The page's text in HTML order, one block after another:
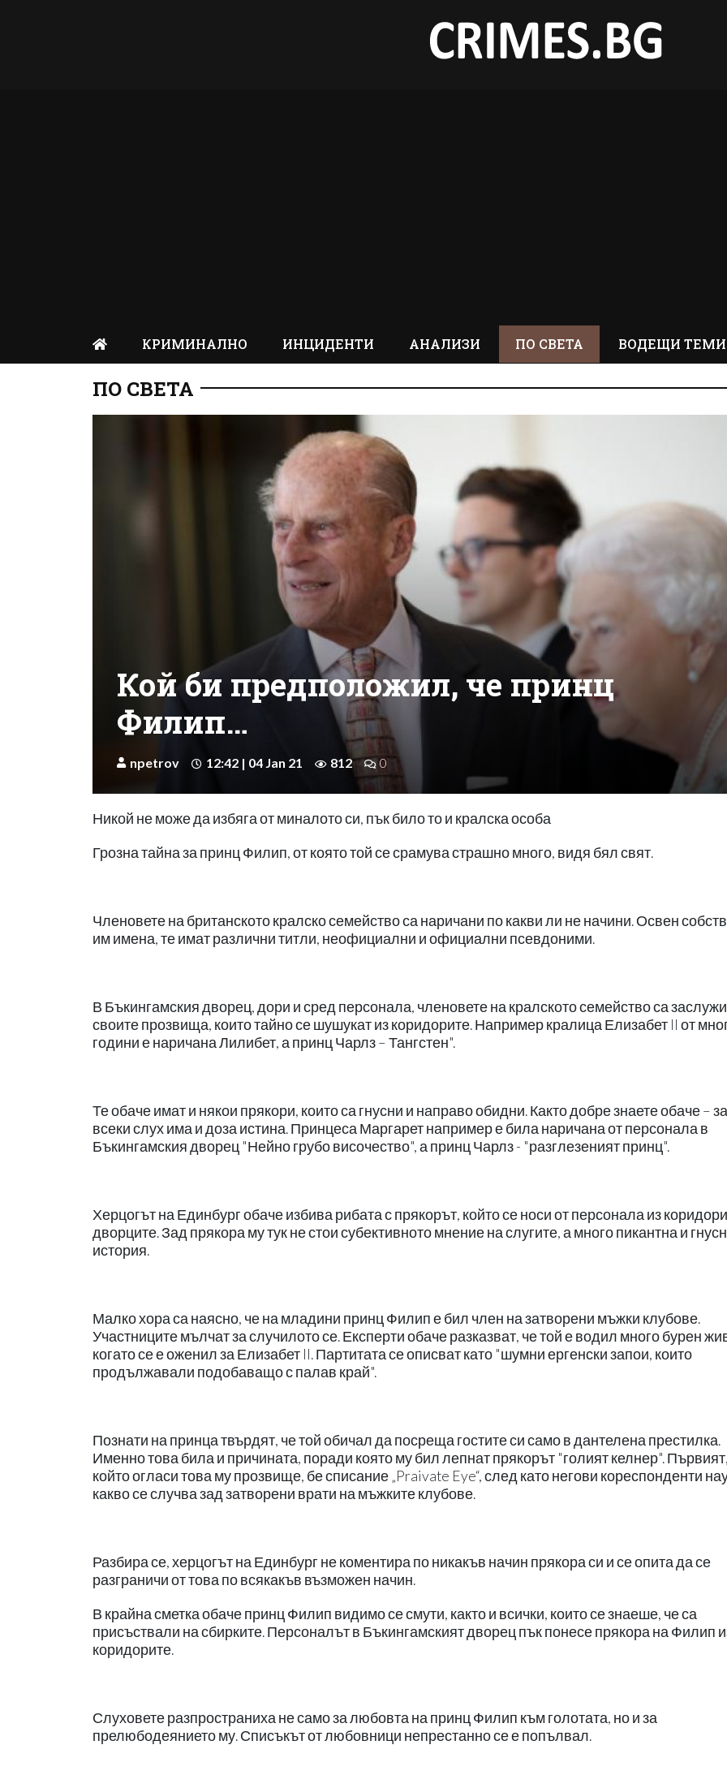
КРИМИНАЛНО ИНЦИДЕНТИ АНАЛИЗИ ПО СВЕТА ВОДЕЩИ ТЕМИ
ПО СВЕТА
Кой би предположил, че принц
Филип…
npetrov 12:42 | 04 Jan 21 812 0
Никой не може да избяга от миналото си, пък било то и кралска особа
Грозна тайна за принц Филип, от която той се срамува страшно много, видя бял свят.
Членовете на британското кралско семейство са наричани по какви ли не начини. Освен
им имена, те имат различни титли, неофициални и официални псевдоними.
В Бъкингамския дворец, дори и сред персонала, членовете на кралското семейство са
своите прозвища, които тайно се шушукат из коридорите. Например кралица Елизабет II от
години е наричана Лилибет, а принц Чарлз – Тангстен".
Те обаче имат и някои прякори, които са гнусни и направо обидни. Както добре знаете обаче –
всеки слух има и доза истина. Принцеса Маргарет например е била наричана от персонала в
Бъкингамския дворец "Нейно грубо височество", а принц Чарлз - "разглезеният принц".
Херцогът на Единбург обаче избива рибата с прякорът, който се носи от персонала из
дворците. Зад прякора му тук не стои субективното мнение на слугите, а много пикантна и
история.
Малко хора са наясно, че на младини принц Филип е бил член на затворени мъжки клубове.
Участниците мълчат за случилото се. Експерти обаче разказват, че той е водил много бурен
когато се е оженил за Елизабет II. Партитата се описват като "шумни ергенски запои, които
продължавали подобаващо с палав край".
Познати на принца твърдят, че той обичал да посреща гостите си само в дантелена престилка.
Именно това била и причината, поради която му бил лепнат прякорът "голият келнер". Първият,
който огласи това му прозвище, бе списание „Praivate Eye“, след като негови кореспонденти
какво се случва зад затворени врати на мъжките клубове.
Разбира се, херцогът на Единбург не коментира по никакъв начин прякора си и се опита да се
разграничи от това по всякакъв възможен начин.
В крайна сметка обаче принц Филип видимо се смути, както и всички, които се знаеше, че са
присъствали на сбирките. Персоналът в Бъкингамският дворец пък понесе прякора на Филип
коридорите.
Слуховете разпространиха не само за любовта на принц Филип към голотата, но и за
прелюбодеянието му. Списъкът от любовници непрестанно се е попълвал.